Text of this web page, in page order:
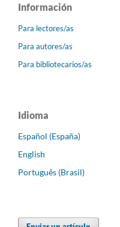
Información
Para lectores/as
Para autores/as
Para bibliotecarios/as
Idioma
Español (España)
English
Português (Brasil)